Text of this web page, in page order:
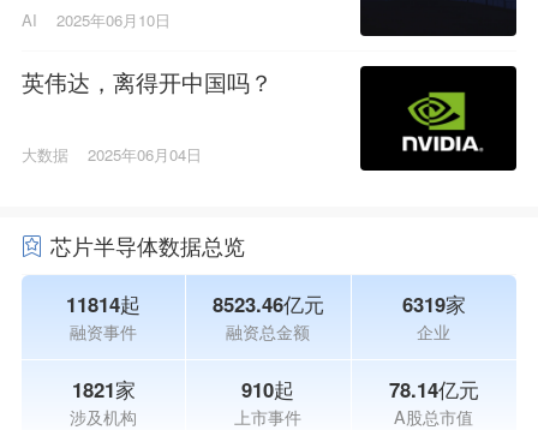
AI 2025年06月10日
英伟达，离得开中国吗？
大数据 2025年06月04日
芯片半导体数据总览
11814起
融资事件
8523.46亿元
融资总金额
6319家
企业
1821家
涉及机构
910起
上市事件
78.14亿元
A股总市值